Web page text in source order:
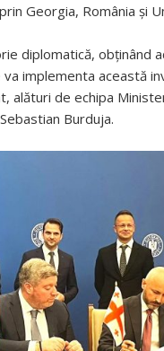
Georgia, România și
diplomatică, obținând
implementa această
de echipa
Burduja.